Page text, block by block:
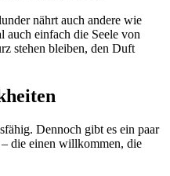
nährt auch andere wie
auch einfach die Seele von
stehen bleiben, den Duft
Dennoch gibt es ein paar
die einen willkommen, die